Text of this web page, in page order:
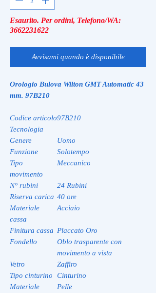
Esaurito. Per ordini, Telefono/WA:
3662231622
Avvisami quando è disponibile
Orologio Bulova Wilton GMT Automatic 43
mm. 97B210
Codice articolo97B210
Tecnologia
Genere
Uomo
Funzione
Solotempo
Tipo
movimento
Meccanico
N° rubini
24 Rubini
Riserva carica 40 ore
Materiale
cassa
Acciaio
Finitura cassa Placcato Oro
Fondello
Oblo trasparente con
movimento a vista
Vetro
Zaffiro
Tipo cinturino
Cinturino
Materiale
Pelle